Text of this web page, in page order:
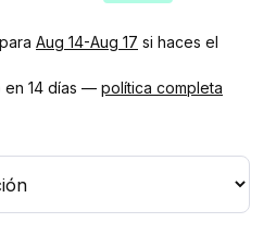
Aug 14-Aug 17 si haces el
en 14 días — política completa